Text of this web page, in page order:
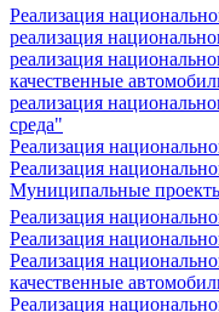
Реализация
реализация
реализация
качественные
реализация
среда"
Реализация
Реализация
Муниципальные
Реализация
Реализация
Реализация
качественные
Реализация